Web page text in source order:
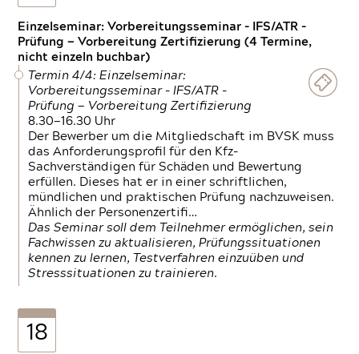
Einzelseminar: Vorbereitungsseminar - IFS/ATR -
Prüfung — Vorbereitung Zertifizierung (4 Termine,
nicht einzeln buchbar)
Termin 4/4: Einzelseminar:
Vorbereitungsseminar - IFS/ATR -
Prüfung — Vorbereitung Zertifizierung
8.30—16.30 Uhr
Der Bewerber um die Mitgliedschaft im BVSK muss
das Anforderungsprofil für den Kfz-
Sachverständigen für Schäden und Bewertung
erfüllen. Dieses hat er in einer schriftlichen,
mündlichen und praktischen Prüfung nachzuweisen.
Ähnlich der Personenzertifi…
Das Seminar soll dem Teilnehmer ermöglichen, sein
Fachwissen zu aktualisieren, Prüfungssituationen
kennen zu lernen, Testverfahren einzuüben und
Stresssituationen zu trainieren.
18